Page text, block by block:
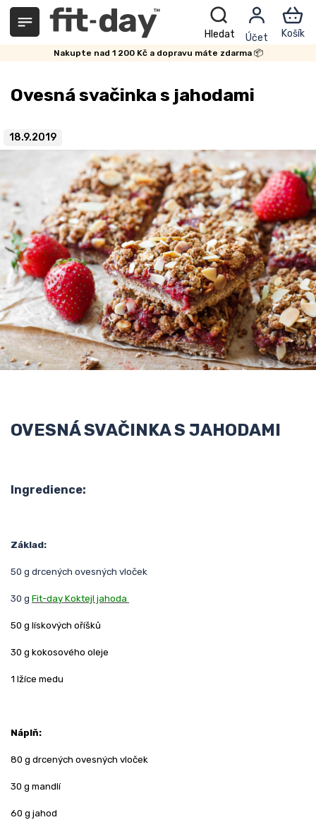
Přejít
obsah
Nakupte nad 1 200 Kč a dopravu máte zdarma 📦
Ovesná svačinka s jahodami
18.9.2019
OVESNÁ SVAČINKA S JAHODAMI
Ingredience:
Základ:
50 g drcených ovesných vloček
30 g Fit-day Koktejl jahoda
50 g lískových oříšků
30 g kokosového oleje
1 lžíce medu
Náplň:
80 g drcených ovesných vloček
30 g mandlí
60 g jahod